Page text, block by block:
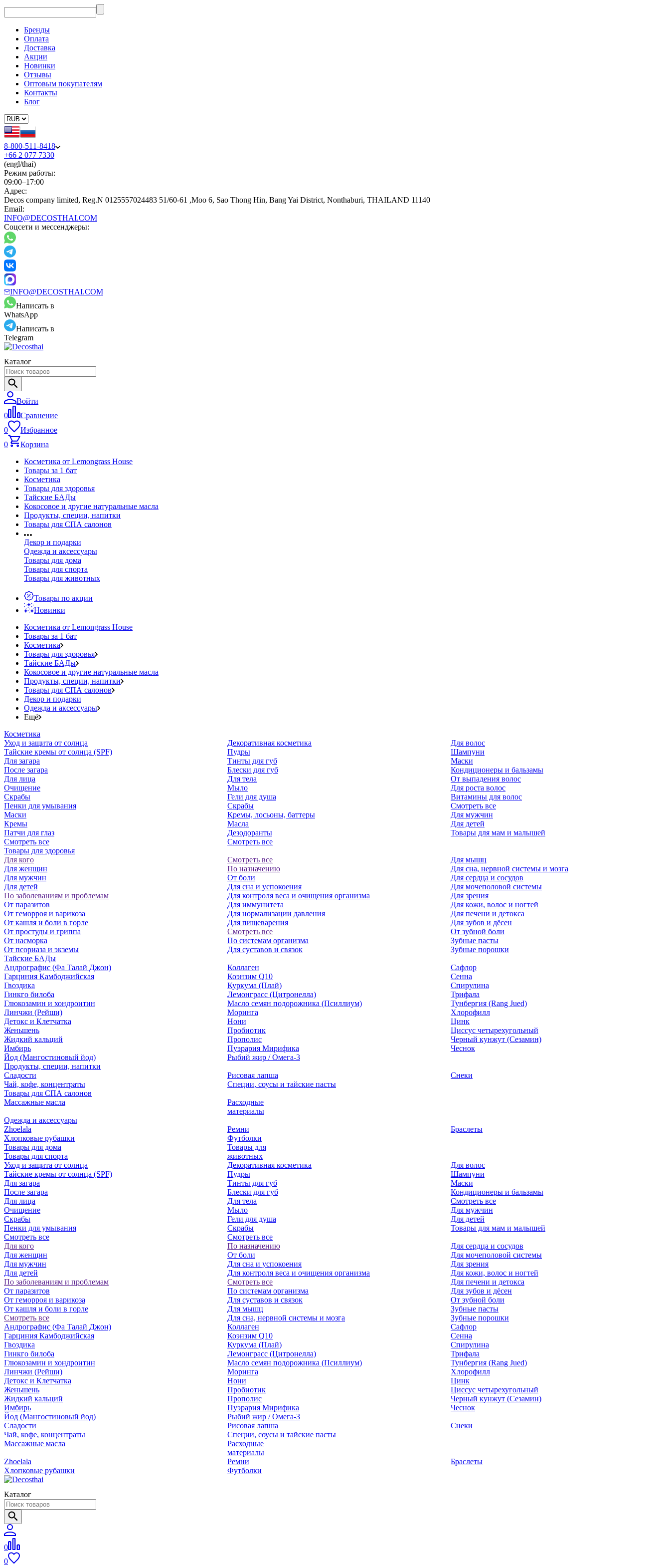
Бренды
Оплата
Доставка
Акции
Новинки
Отзывы
Оптовым покупателям
Контакты
Блог
8-800-511-8418
+66 2 077 7330
(engl/thai)
Режим работы:
09:00–17:00
Адрес:
Decos company limited, Reg.N 0125557024483 51/60-61 ,Moo 6, Sao Thong Hin, Bang Yai District, Nonthaburi, THAILAND 11140
Email:
INFO@DECOSTHAI.COM
Соцсети и мессенджеры:
INFO@DECOSTHAI.COM
Написать в
WhatsApp
Написать в
Telegram
Каталог
Войти
0
Сравнение
0
Избранное
0
Корзина
Косметика от Lemongrass House
Товары за 1 бат
Косметика
Товары для здоровья
Тайские БАДы
Кокосовое и другие натуральные масла
Продукты, специи, напитки
Товары для СПА салонов
Декор и подарки
Одежда и аксессуары
Товары для дома
Товары для спорта
Товары для животных
Товары по акции
Новинки
Косметика от Lemongrass House
Товары за 1 бат
Косметика
Товары для здоровья
Тайские БАДы
Кокосовое и другие натуральные масла
Продукты, специи, напитки
Товары для СПА салонов
Декор и подарки
Одежда и аксессуары
Ещё
Косметика
Уход и защита от солнца
Тайские кремы от солнца (SPF)
Для загара
После загара
Для лица
Очищение
Скрабы
Пенки для умывания
Маски
Кремы
Патчи для глаз
Смотреть все
Декоративная косметика
Пудры
Тинты для губ
Блески для губ
Для тела
Мыло
Гели для душа
Скрабы
Кремы, лосьоны, баттеры
Масла
Дезодоранты
Смотреть все
Для волос
Шампуни
Маски
Кондиционеры и бальзамы
От выпадения волос
Для роста волос
Витамины для волос
Смотреть все
Для мужчин
Для детей
Товары для мам и малышей
Товары для здоровья
Для кого
Для женщин
Для мужчин
Для детей
По заболеваниям и проблемам
От паразитов
Oт геморроя и варикоза
От кашля и боли в горле
От простуды и гриппа
От насморка
Oт псориаза и экземы
Смотреть все
По назначению
От боли
Для сна и успокоения
Для контроля веса и очищения организма
Для иммунитета
Для нормализации давления
Для пищеварения
Смотреть все
По системам организма
Для суставов и связок
Для мышц
Для сна, нервной системы и мозга
Для сердца и сосудов
Для мочеполовой системы
Для зрения
Для кожи, волос и ногтей
Для печени и детокса
Для зубов и дёсен
От зубной боли
Зубные пасты
Зубные порошки
Тайские БАДы
Андрографис (Фа Талай Джон)
Гарциния Камбоджийская
Гвоздика
Гинкго билоба
Глюкозамин и хондроитин
Линчжи (Рейши)
Детокс и Клетчатка
Женьшень
Жидкий кальций
Имбирь
Йод (Мангостиновый йод)
Коллаген
Коэнзим Q10
Куркума (Плай)
Лемонграсс (Цитронелла)
Масло семян подорожника (Псиллиум)
Моринга
Нони
Пробиотик
Прополис
Пуэрария Мирифика
Рыбий жир / Омега-3
Сафлор
Сенна
Спирулина
Трифала
Тунбергия (Rang Jued)
Хлорофилл
Цинк
Циссус четырехугольный
Черный кунжут (Сезамин)
Чеснок
Продукты, специи, напитки
Сладости
Чай, кофе, концентраты
Рисовая лапша
Специи, соусы и тайские пасты
Снеки
Товары для СПА салонов
Массажные масла
Расходные
материалы
Одежда и аксессуары
Zhoelala
Хлопковые рубашки
Ремни
Футболки
Браслеты
Товары для дома
Товары для спорта
Товары для
животных
Уход и защита от солнца
Тайские кремы от солнца (SPF)
Для загара
После загара
Для лица
Очищение
Скрабы
Пенки для умывания
Смотреть все
Декоративная косметика
Пудры
Тинты для губ
Блески для губ
Для тела
Мыло
Гели для душа
Скрабы
Смотреть все
Для волос
Шампуни
Маски
Кондиционеры и бальзамы
Смотреть все
Для мужчин
Для детей
Товары для мам и малышей
Для кого
Для женщин
Для мужчин
Для детей
По заболеваниям и проблемам
От паразитов
Oт геморроя и варикоза
От кашля и боли в горле
Смотреть все
По назначению
От боли
Для сна и успокоения
Для контроля веса и очищения организма
Смотреть все
По системам организма
Для суставов и связок
Для мышц
Для сна, нервной системы и мозга
Для сердца и сосудов
Для мочеполовой системы
Для зрения
Для кожи, волос и ногтей
Для печени и детокса
Для зубов и дёсен
От зубной боли
Зубные пасты
Зубные порошки
Андрографис (Фа Талай Джон)
Гарциния Камбоджийская
Гвоздика
Гинкго билоба
Глюкозамин и хондроитин
Линчжи (Рейши)
Детокс и Клетчатка
Женьшень
Жидкий кальций
Имбирь
Йод (Мангостиновый йод)
Коллаген
Коэнзим Q10
Куркума (Плай)
Лемонграсс (Цитронелла)
Масло семян подорожника (Псиллиум)
Моринга
Нони
Пробиотик
Прополис
Пуэрария Мирифика
Рыбий жир / Омега-3
Сафлор
Сенна
Спирулина
Трифала
Тунбергия (Rang Jued)
Хлорофилл
Цинк
Циссус четырехугольный
Черный кунжут (Сезамин)
Чеснок
Сладости
Чай, кофе, концентраты
Рисовая лапша
Специи, соусы и тайские пасты
Снеки
Массажные масла
Расходные
материалы
Zhoelala
Хлопковые рубашки
Ремни
Футболки
Браслеты
Каталог
0
0